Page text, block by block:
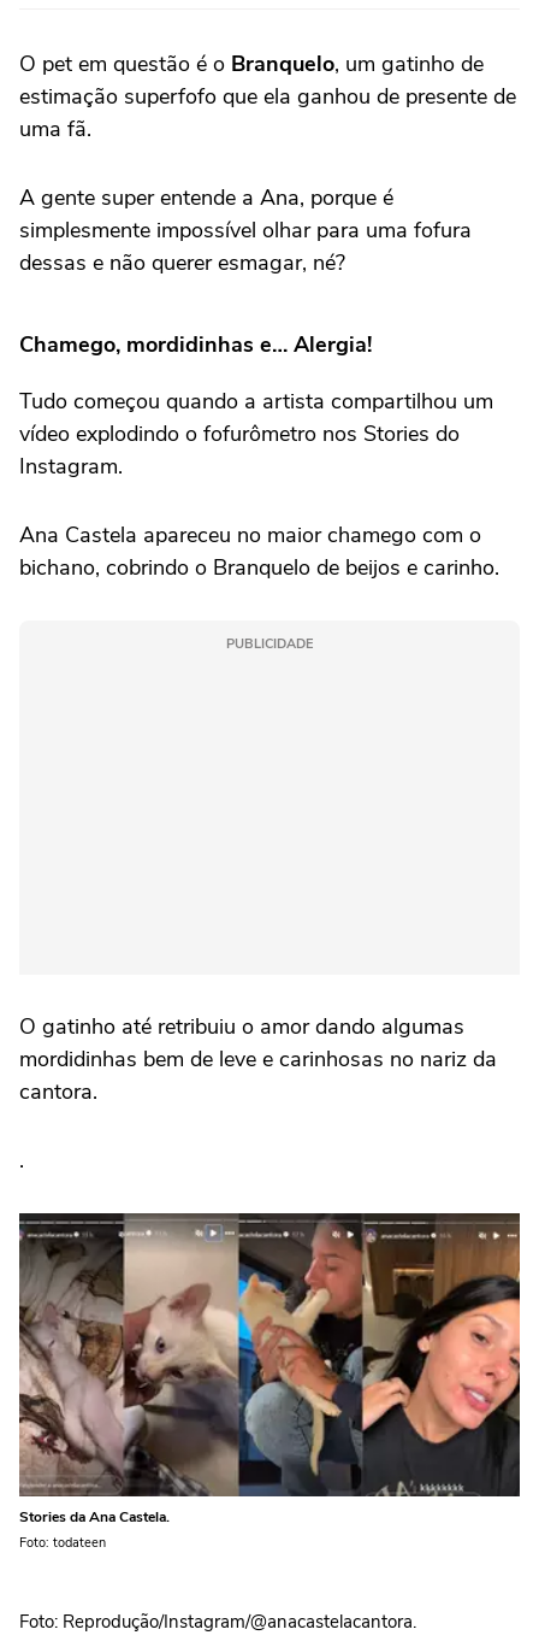
O pet em questão é o Branquelo, um gatinho de
estimação superfofo que ela ganhou de presente de
uma fã.
A gente super entende a Ana, porque é
simplesmente impossível olhar para uma fofura
dessas e não querer esmagar, né?
Chamego, mordidinhas e… Alergia!
Tudo começou quando a artista compartilhou um
vídeo explodindo o fofurômetro nos Stories do
Instagram.
Ana Castela apareceu no maior chamego com o
bichano, cobrindo o Branquelo de beijos e carinho.
PUBLICIDADE
O gatinho até retribuiu o amor dando algumas
mordidinhas bem de leve e carinhosas no nariz da
cantora.
.
Stories da Ana Castela.
Foto: todateen
Foto: Reprodução/Instagram/@anacastelacantora.